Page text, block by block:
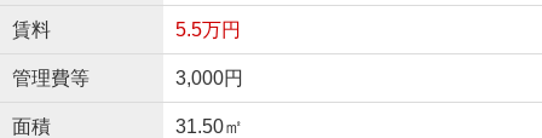
賃料 5.5万円
管理費等 3,000円
面積 31.50㎡